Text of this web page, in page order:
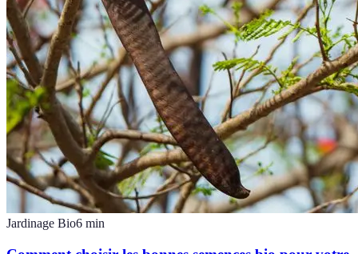
Jardinage Bio6 min